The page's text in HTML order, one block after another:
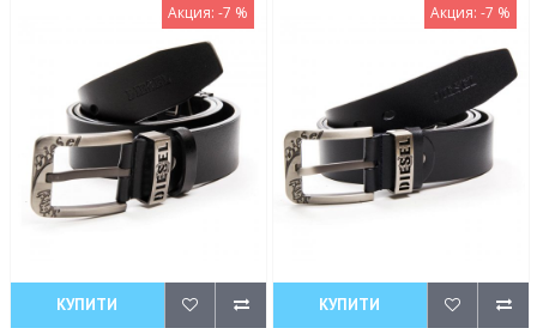
Акция: -7 %
КУПИТИ
Акция: -7 %
КУПИТИ